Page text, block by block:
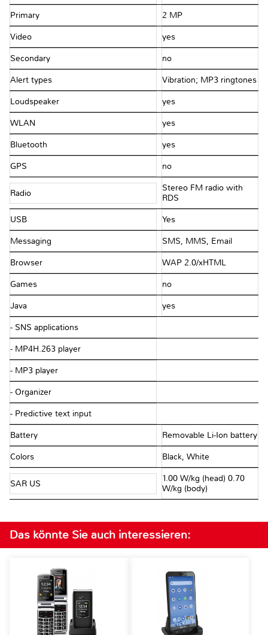
Primary 2 MP
Video yes
Secondary no
Alert types Vibration; MP3 ringtones
Loudspeaker yes
WLAN yes
Bluetooth yes
GPS no
Radio
Stereo FM radio with
RDS
USB Yes
Messaging SMS, MMS, Email
Browser WAP 2.0/xHTML
Games no
Java yes
- SNS applications
- MP4H.263 player
- MP3 player
- Organizer
- Predictive text input
Battery Removable Li-Ion battery
Colors Black, White
SAR US
1.00 W/kg (head) 0.70
W/kg (body)
Das könnte Sie auch interessieren: